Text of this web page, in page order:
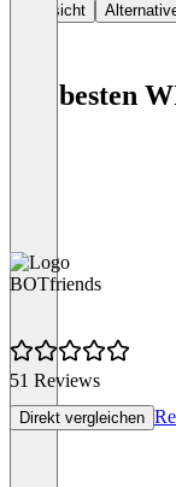
Übersicht
Die besten
BOTfriends
51 Reviews
Direkt vergleichen